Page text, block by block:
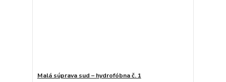
Malá súprava sud – hydrofóbna č. 1